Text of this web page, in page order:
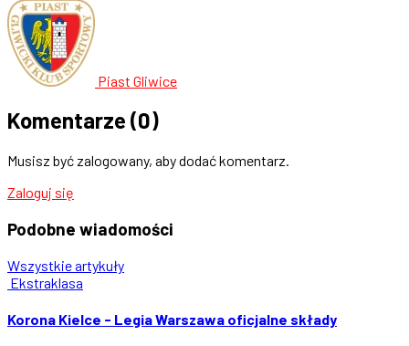
Piast Gliwice
Komentarze (0)
Musisz być zalogowany, aby dodać komentarz.
Zaloguj się
Podobne wiadomości
Wszystkie artykuły
Ekstraklasa
Korona Kielce - Legia Warszawa oficjalne składy